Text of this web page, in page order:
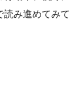
読み進めてみて